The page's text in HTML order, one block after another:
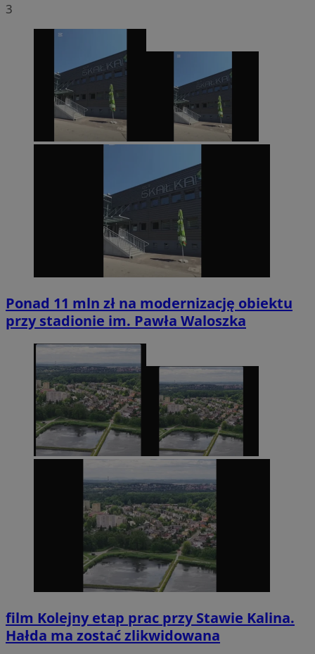
3
Ponad 11 mln zł na modernizację obiektu
przy stadionie im. Pawła Waloszka
film Kolejny etap prac przy Stawie Kalina.
Hałda ma zostać zlikwidowana